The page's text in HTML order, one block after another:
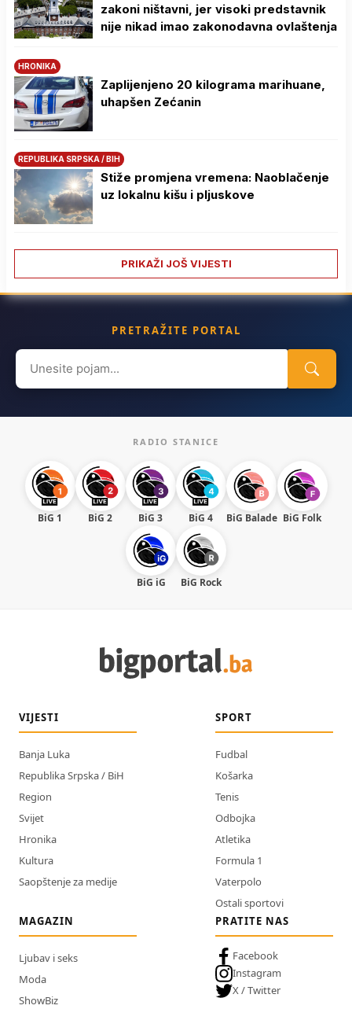
zakoni ništavni, jer visoki predstavnik
nije nikad imao zakonodavna ovlaštenja
HRONIKA
Zaplijenjeno 20 kilograma marihuane,
uhapšen Zećanin
REPUBLIKA SRPSKA / BIH
Stiže promjena vremena: Naoblačenje
uz lokalnu kišu i pljuskove
PRIKAŽI JOŠ VIJESTI
PRETRAŽITE PORTAL
Search
for:
RADIO STANICE
BiG 1 BiG 2 BiG 3 BiG 4 BiG Balade BiG Folk
BiG iG BiG Rock
VIJESTI
Banja Luka
Republika Srpska / BiH
Region
Svijet
Hronika
Kultura
Saopštenje za medije
SPORT
Fudbal
Košarka
Tenis
Odbojka
Atletika
Formula 1
Vaterpolo
Ostali sportovi
MAGAZIN
Ljubav i seks
Moda
ShowBiz
PRATITE NAS
Facebook
Instagram
X / Twitter